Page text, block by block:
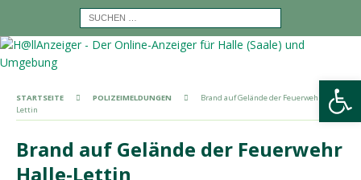
STARTSEITE POLIZEIMELDUNGEN
Brand auf Gelände der Feuerwehr Halle-
Lettin
Brand auf Gelände der Feuerwehr
Halle-Lettin
Werkzeugleiste öffnen